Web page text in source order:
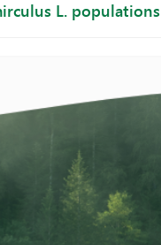
L. populations